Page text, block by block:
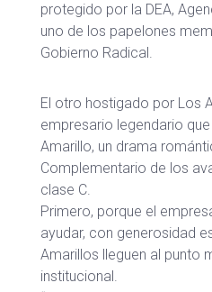
protegido por la DEA,
uno de los papelones
Gobierno Radical.
El otro hostigado por Los
empresario legendario
Amarillo, un drama
Complementario de los
clase C.
Primero, porque el
ayudar, con generosidad
Amarillos lleguen al punto
institucional.